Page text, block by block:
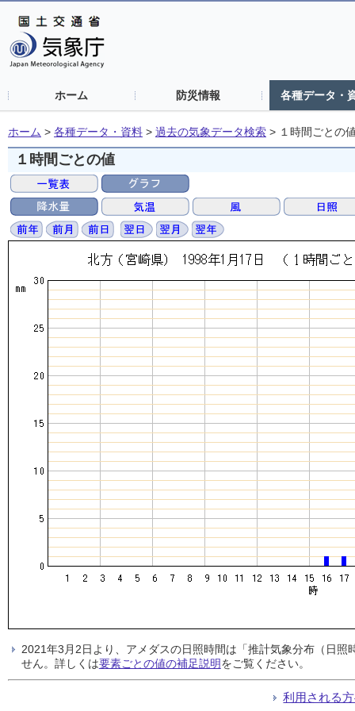
ホーム 防災情報 各種データ・
ホーム > 各種データ・資料 > 過去の気象データ検索 > １時間ごとの
１時間ごとの値
2021年3月2日より、アメダスの日照時間は「推計気象分布（日
せん。詳しくは要素ごとの値の補足説明をご覧ください。
利用される